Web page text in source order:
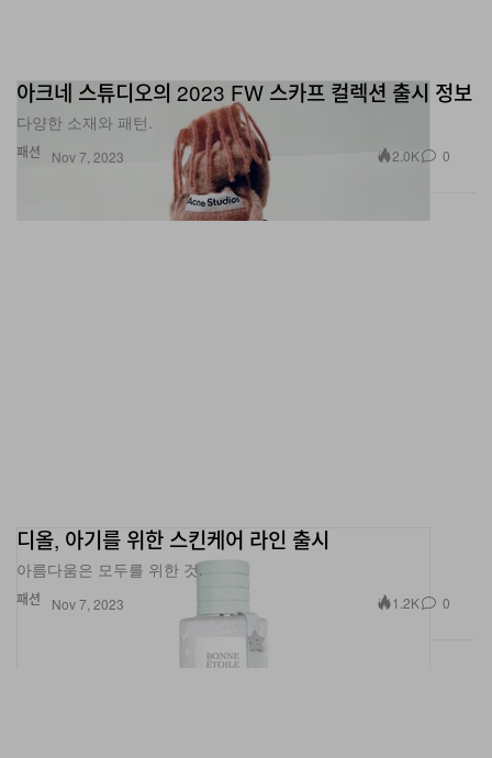
패션
아크네 스튜디오의 2023 FW 스카프 컬렉션 출시 정보
다양한 소재와 패턴.
Nov 7, 2023 2.0K 0
패션
디올, 아기를 위한 스킨케어 라인 출시
아름다움은 모두를 위한 것.
Nov 7, 2023 1.2K 0